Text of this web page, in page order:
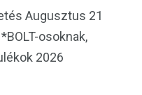
Augusztus 21
osoknak,
2026